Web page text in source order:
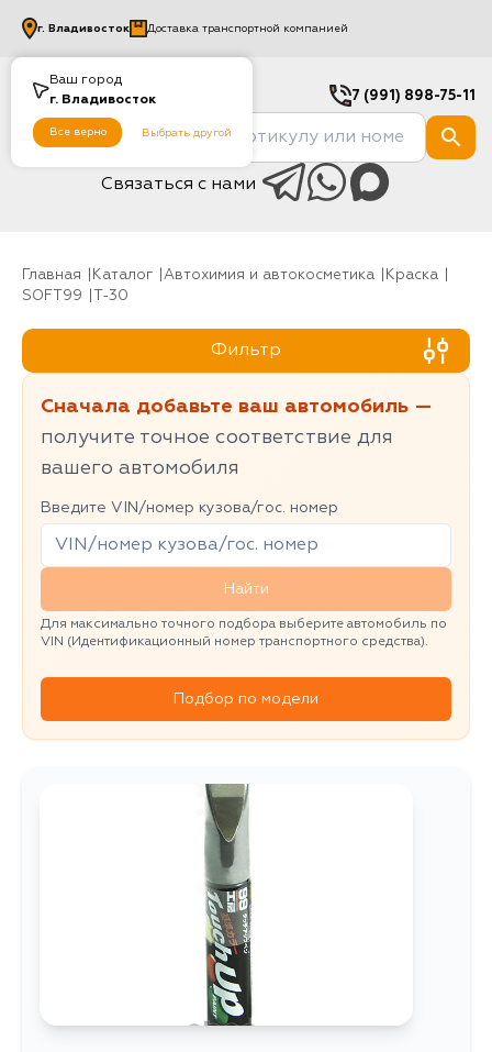
Ваш город
г. Владивосток
Все верно Выбрать другой
г. Владивосток Доставка транспортной компанией
7 (991) 898-75-11
Связаться с нами
Главная Каталог Автохимия и автокосметика
Краска
SOFT99
T-30
Фильтр
Сначала добавьте ваш автомобиль —
получите точное соответствие для
вашего автомобиля
Введите VIN/номер кузова/гос. номер
Найти
Для максимально точного подбора выберите автомобиль по
VIN (Идентификационный номер транспортного средства).
Подбор по модели